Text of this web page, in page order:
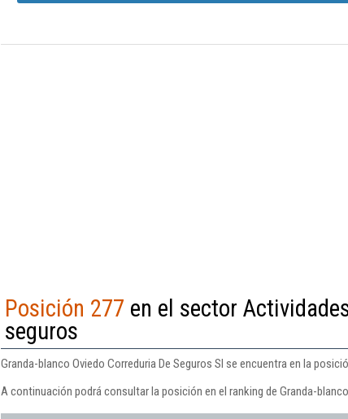
Posición 277 en el sector
seguros
Granda-blanco Oviedo Correduria De Seguros Sl se encuentra en la
A continuación podrá consultar la posición en el ranking de Granda-